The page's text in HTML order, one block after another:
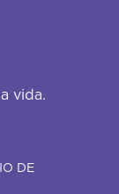
vida.
DE